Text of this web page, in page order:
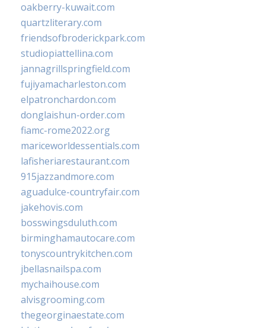
oakberry-kuwait.com
quartzliterary.com
friendsofbroderickpark.com
studiopiattellina.com
jannagrillspringfield.com
fujiyamacharleston.com
elpatronchardon.com
donglaishun-order.com
fiamc-rome2022.org
mariceworldessentials.com
lafisheriarestaurant.com
915jazzandmore.com
aguadulce-countryfair.com
jakehovis.com
bosswingsduluth.com
birminghamautocare.com
tonyscountrykitchen.com
jbellasnailspa.com
mychaihouse.com
alvisgrooming.com
thegeorginaestate.com